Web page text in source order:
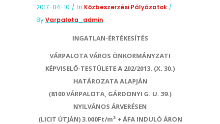
2017-04-10 In Közbeszerzési Pályázatok
ByVarpalota_admin
INGATLAN-ÉRTÉKESÍTÉS
VÁRPALOTA VÁROS ÖNKORMÁNYZATI
KÉPVISELŐ-TESTÜLETE A 202/2013. (X. 30.)
HATÁROZATA ALAPJÁN
(8100 VÁRPALOTA, GÁRDONYI G. U. 39.)
NYILVÁNOS ÁRVERÉSEN
(LICIT ÚTJÁN) 3.000Ft/m² + ÁFA INDULÓ ÁRON